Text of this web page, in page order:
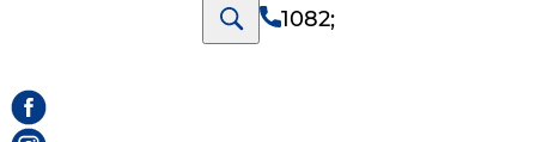
1082;